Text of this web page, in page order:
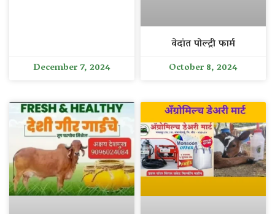
December 7, 2024
वेदांत पोल्ट्री फार्म
October 8, 2024